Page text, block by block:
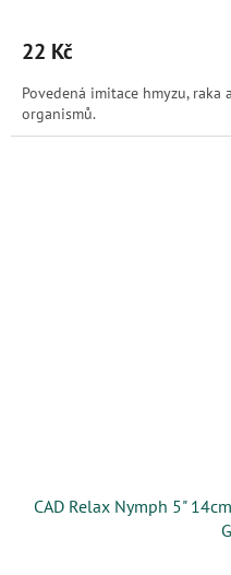
22 Kč
Povedená imitace hmyzu,
organismů.
CAD Relax Nymph 5"